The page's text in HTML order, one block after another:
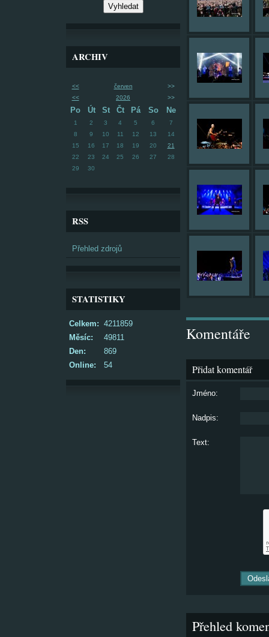
ARCHIV
<< červen
>>
<<
2026 >>
Po Út St Čt Pá So Ne
1 2 3 4 5 6
7
8
9 10 11 12 13
14
15
16 17 18 19 20
21
22
23 24 25 26 27
28
29
30
RSS
Přehled zdrojů
STATISTIKY
Online: 54
Celkem: 4211859
Měsíc:
49811
Den:
869
Komentáře
Přidat komentář
Jméno:
Nadpis:
Text:
Přehled